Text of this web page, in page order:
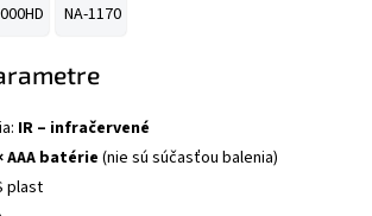
NA-1170
IR – infračervené
AAA batérie (nie sú súčasťou balenia)
plast